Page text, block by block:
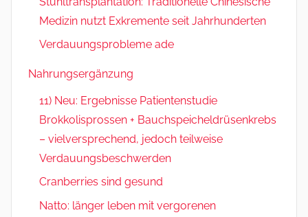
Medizin nutzt Exkremente seit Jahrhunderten
Verdauungsprobleme ade
Nahrungsergänzung
11) Neu: Ergebnisse Patientenstudie
Brokkolisprossen + Bauchspeicheldrüsenkrebs
– vielversprechend, jedoch teilweise
Verdauungsbeschwerden
Cranberries sind gesund
Natto: länger leben mit vergorenen